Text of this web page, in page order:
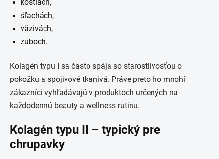
kostiach,
šľachách,
väzivách,
zuboch.
Kolagén typu I sa často spája so starostlivosťou o
pokožku a spojivové tkanivá. Práve preto ho mnohí
zákazníci vyhľadávajú v produktoch určených na
každodennú beauty a wellness rutinu.
Kolagén typu II – typický pre
chrupavky